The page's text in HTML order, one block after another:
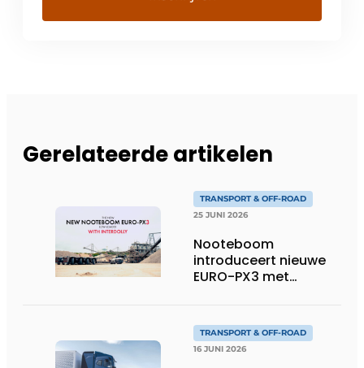
Gerelateerde artikelen
TRANSPORT & OFF-ROAD
25 JUNI 2026
Nooteboom
introduceert nieuwe
EURO-PX3 met
flexibiliteit in speciaal
transport
TRANSPORT & OFF-ROAD
16 JUNI 2026